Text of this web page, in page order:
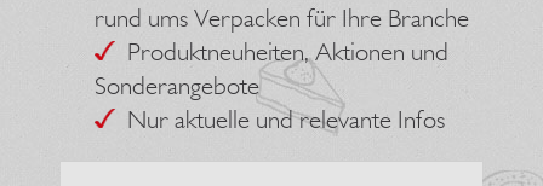
rund ums Verpacken für Ihre Branche
Produktneuheiten, Aktionen und
Sonderangebote
Nur aktuelle und relevante Infos